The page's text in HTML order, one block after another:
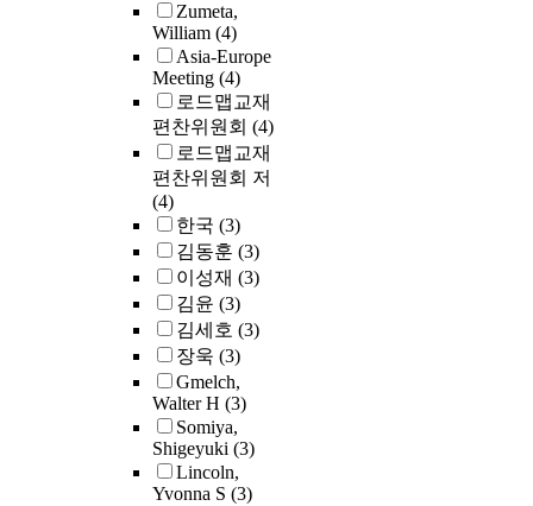
Zumeta,
William (4)
Asia-Europe
Meeting (4)
로드맵교재
편찬위원회 (4)
로드맵교재
편찬위원회 저
(4)
한국 (3)
김동훈 (3)
이성재 (3)
김윤 (3)
김세호 (3)
장욱 (3)
Gmelch,
Walter H (3)
Somiya,
Shigeyuki (3)
Lincoln,
Yvonna S (3)